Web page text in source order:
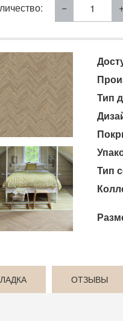
Тип
Тип
ОТЗЫВЫ